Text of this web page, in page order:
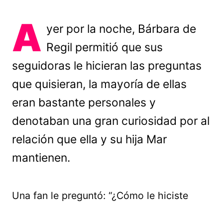
A yer por la noche, Bárbara de
Regil permitió que sus
seguidoras le hicieran las preguntas
que quisieran, la mayoría de ellas
eran bastante personales y
denotaban una gran curiosidad por al
relación que ella y su hija Mar
mantienen.
Una fan le preguntó: “¿Cómo le hiciste